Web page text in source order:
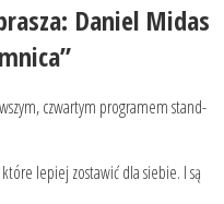
Daniel Midas
czwartym programem stand-
lepiej zostawić dla siebie. I są